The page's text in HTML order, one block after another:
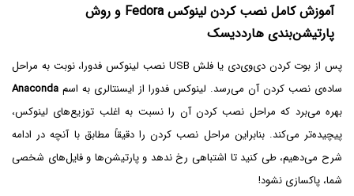
آموزش کامل نصب کردن لینوکس Fedora و روش
پارتیشن‌بندی هارددیسک
پس از بوت کردن دی‌وی‌دی یا فلش USB نصب لینوکس فدورا، نوبت به مراحل
ساده‌ی نصب کردن آن می‌رسد. لینوکس فدورا از ایسنتالری به اسم Anaconda
بهره می‌برد که مراحل نصب کردن آن را نسبت به اغلب توزیع‌های لینوکس،
پیچیده‌تر می‌کند. بنابراین مراحل نصب کردن را دقیقاً مطابق با آنچه در ادامه
شرح می‌دهیم، طی کنید تا اشتباهی رخ ندهد و پارتیشن‌ها و فایل‌های شخصی
شما، پاکسازی نشود!